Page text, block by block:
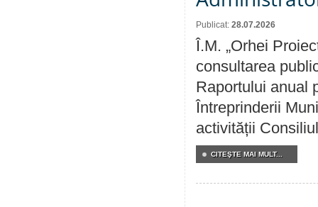
Publicat: 28.07.2026
Î.M. „Orhei
consultarea
Raportului anual
Întreprinderii
activității
CITEŞTE MAI MULT...